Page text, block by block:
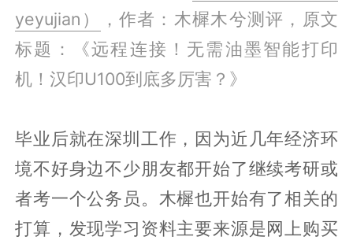
yeyujian）
，作者：木樨木兮测评，原文
标题：《远程连接！无需油墨智能打印
机！汉印U100到底多厉害？》
毕业后就在深圳工作，因为近几年经济环
境不好身边不少朋友都开始了继续考研或
者考一个公务员。木樨也开始有了相关的
打算，发现学习资料主要来源是网上购买